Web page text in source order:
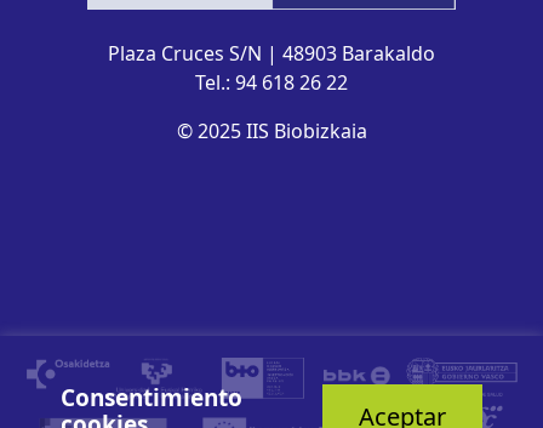
Plaza Cruces S/N | 48903 Barakaldo
Tel.: 94 618 26 22
© 2025 IIS Biobizkaia
Consentimiento
Aceptar